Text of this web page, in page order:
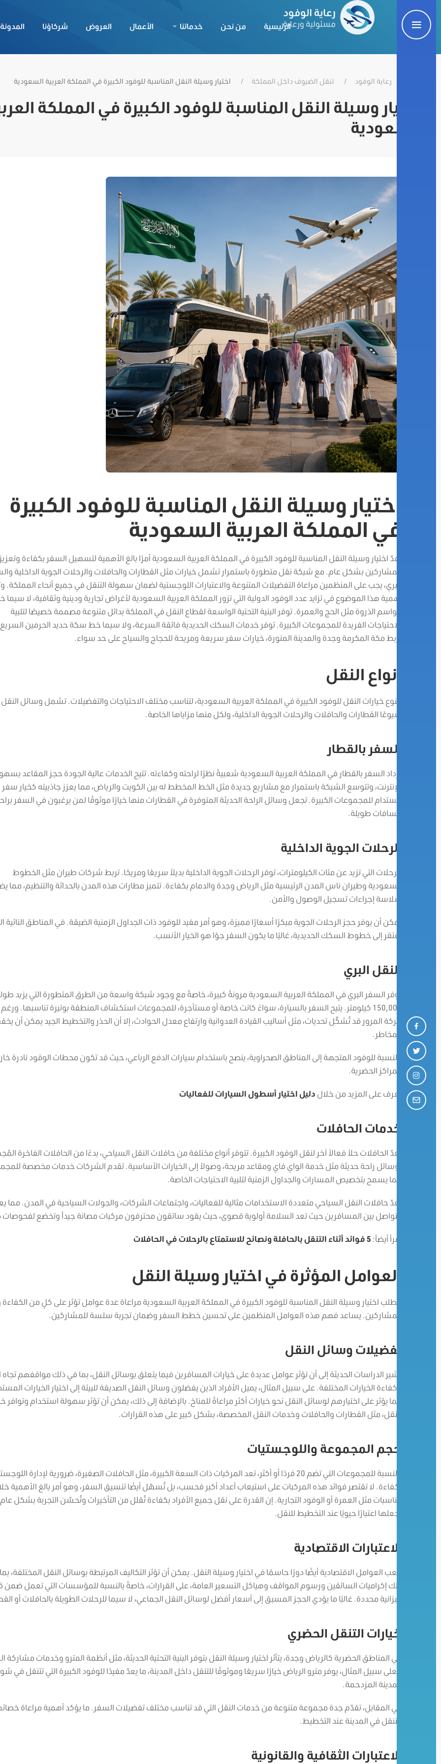
الرئيسية من نحن خدماتنا الأعمال العروض شركاؤنا المدونة
رعاية الوفود تنقل الضيوف داخل المملكة اختيار وسيلة النقل المناسبة للوفود الكبيرة في المملكة العربية السعودية
اختيار وسيلة النقل المناسبة للوفود الكبيرة في المملكة
السعودية
اختيار وسيلة النقل المناسبة للوفود الكبيرة
في المملكة العربية السعودية
يعدّ اختيار وسيلة النقل المناسبة للوفود الكبيرة في المملكة العربية السعودية أمرًا بالغ الأهمية لتسهيل السفر بكفاءة
المشاركين بشكل عام. مع شبكة نقل متطورة باستمرار تشمل خيارات مثل القطارات والحافلات والرحلات الجوية الداخلية
البري، يجب على المنظمين مراعاة التفضيلات المتنوعة والاعتبارات اللوجستية لضمان سهولة التنقل في جميع أنحاء المملكة.
أهمية هذا الموضوع في تزايد عدد الوفود الدولية التي تزور المملكة العربية السعودية لأغراض تجارية ودينية وثقافية، لا سيما
مواسم الذروة مثل الحج والعمرة. توفر البنية التحتية الواسعة لقطاع النقل في المملكة بدائل متنوعة مصممة خصيصًا لتلبية
الاحتياجات الفريدة للمجموعات الكبيرة. توفر خدمات السكك الحديدية فائقة السرعة، ولا سيما خط سكة حديد الحرمين
يربط مكة المكرمة وجدة والمدينة المنورة، خيارات سفر سريعة ومريحة للحجاج والسياح على حد سواء.
أنواع النقل
تتنوع خيارات النقل للوفود الكبيرة في المملكة العربية السعودية، لتناسب مختلف الاحتياجات والتفضيلات. تشمل وسائل النقل
شيوعًا القطارات والحافلات والرحلات الجوية الداخلية، ولكل منها مزاياها الخاصة.
السفر بالقطار
يزداد السفر بالقطار في المملكة العربية السعودية شعبيةً نظرًا لراحته وكفاءته. تتيح الخدمات عالية الجودة حجز المقاعد
الإنترنت، وتتوسع الشبكة باستمرار مع مشاريع جديدة مثل الخط المخطط له بين الكويت والرياض، مما يعزز جاذبيته كخيار سفر
مستدام للمجموعات الكبيرة.تجعل وسائل الراحة الحديثة المتوفرة في القطارات منها خيارًا موثوقًا لمن يرغبون في السفر
مسافات طويلة.
الرحلات الجوية الداخلية
للرحلات التي تزيد عن مئات الكيلومترات، توفر الرحلات الجوية الداخلية بديلاً سريعًا ومريحًا. تربط شركات طيران مثل الخطوط
السعودية وطيران ناس المدن الرئيسية مثل الرياض وجدة والدمام بكفاءة. تتميز مطارات هذه المدن بالحداثة والتنظيم، مما
سلاسة إجراءات تسجيل الوصول والأمن.
يمكن أن يوفر حجز الرحلات الجوية مبكرًا أسعارًا مميزة، وهو أمر مفيد للوفود ذات الجداول الزمنية الضيقة. في المناطق النائية
تفتقر إلى خطوط السكك الحديدية، غالبًا ما يكون السفر جوًا هو الخيار الأنسب.
النقل البري
يوفر السفر البري في المملكة العربية السعودية مرونةً كبيرة، خاصةً مع وجود شبكة واسعة من الطرق المتطورة التي يزيد
150,000 كيلومتر.
يتيح السفر بالسيارة، سواءً كانت خاصة أو مستأجرة، للمجموعات استكشاف المنطقة بوتيرة تناسبها. ورغم
حركة المرور قد تُشكّل تحديات، مثل أساليب القيادة العدوانية وارتفاع معدل الحوادث، إلا أن الحذر والتخطيط الجيد يمكن أن
المخاطر.
بالنسبة للوفود المتجهة إلى المناطق الصحراوية، ينصح باستخدام سيارات الدفع الرباعي، حيث قد تكون محطات الوقود نادرة
المراكز الحضرية.
تعرف على المزيد من خلال دليل اختيار أسطول السيارات للفعاليات
خدمات الحافلات
تعدّ الحافلات حلاً فعالاً آخر لنقل الوفود الكبيرة. تتوفر أنواع مختلفة من حافلات النقل السياحي، بدءًا من الحافلات الفاخرة
بوسائل راحة حديثة مثل خدمة الواي فاي ومقاعد مريحة، وصولاً إلى الخيارات الأساسية.تقدم الشركات خدمات مخصصة
مما يسمح بتخصيص المسارات والجداول الزمنية لتلبية الاحتياجات الخاصة.
تعدّ حافلات النقل السياحي متعددة الاستخدامات مثالية للفعاليات، واجتماعات الشركات، والجولات السياحية في المدن. مما
التواصل بين المسافرين حيث تعد السلامة أولوية قصوى، حيث يقود سائقون محترفون مركبات مصانة جيداً وتخضع لفحوصات
اقرأ أيضاً: 5 فوائد أثناء التنقل بالحافلة ونصائح للاستمتاع بالرحلات في الحافلات
العوامل المؤثرة في اختيار وسيلة النقل
يتطلب اختيار وسيلة النقل المناسبة للوفود الكبيرة في المملكة العربية السعودية مراعاة عدة عوامل تؤثر على كلٍ من
المشاركين. يساعد فهم هذه العوامل المنظمين على تحسين خطط السفر وضمان تجربة سلسة للمشاركين.
تفضيلات وسائل النقل
تشير الدراسات الحديثة إلى أن تؤثر عوامل عديدة على خيارات المسافرين فيما يتعلق بوسائل النقل، بما في ذلك مواقفهم تجاه
وكفاءة الخيارات المختلفة. على سبيل المثال، يميل الأفراد الذين يفضلون وسائل النقل الصديقة للبيئة إلى اختيار الخيارات
مما يؤثر على اختيارهم لوسائل النقل نحو خيارات أكثر مراعاةً للمناخ. بالإضافة إلى ذلك، يمكن أن تؤثر سهولة استخدام وتوافر
النقل، مثل القطارات والحافلات وخدمات النقل المخصصة، بشكل كبير على هذه القرارات.
حجم المجموعة واللوجستيات
بالنسبة للمجموعات التي تضم 20 فردًا أو أكثر، تعد المركبات ذات السعة الكبيرة، مثل الحافلات الصغيرة، ضرورية لإدارة
بكفاءة. لا تقتصر فوائد هذه المركبات على استيعاب أعداد أكبر فحسب، بل تُسهّل أيضًا تنسيق السفر، وهو أمر بالغ الأهمية
مناسبات مثل العمرة أو الوفود التجارية. إن القدرة على نقل جميع الأفراد بكفاءة تُقلل من التأخيرات وتُحسّن التجربة بشكل
يجعلها اعتبارًا حيويًا عند التخطيط للنقل.
الاعتبارات الاقتصادية
تلعب العوامل الاقتصادية أيضًا دورًا حاسمًا في اختيار وسيلة النقل. يمكن أن تؤثر التكاليف المرتبطة بوسائل النقل المختلفة،
ذلك إكراميات السائقين ورسوم المواقف وهياكل التسعير العامة، على القرارات، خاصةً بالنسبة للمؤسسات التي تعمل ضمن
ميزانية محددة. غالبًا ما يؤدي الحجز المسبق إلى أسعار أفضل لوسائل النقل الجماعي، لا سيما للرحلات الطويلة بالحافلات أو
خيارات التنقل الحضري
في المناطق الحضرية كالرياض وجدة، يتأثر اختيار وسيلة النقل بتوفر البنية التحتية الحديثة، مثل أنظمة المترو وخدمات مشاركة
فعلى سبيل المثال، يوفر مترو الرياض خيارًا سريعًا وموثوقًا للتنقل داخل المدينة، ما يعدّ مفيدًا للوفود الكبيرة التي تتنقل في
المدينة المزدحمة.
في المقابل، تقدّم جدة مجموعة متنوعة من خدمات النقل التي قد تناسب مختلف تفضيلات السفر. ما يؤكد أهمية مراعاة
التنقل في المدينة عند التخطيط.
الاعتبارات الثقافية والقانونية